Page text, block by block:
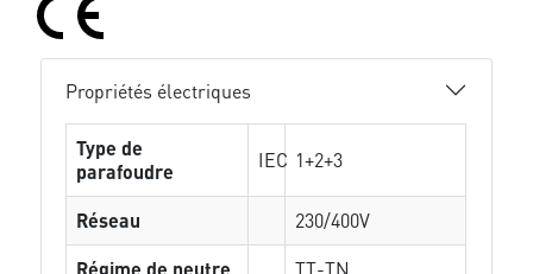
Propriétés électriques
Type de
parafoudre
IEC 1+2+3
Réseau
230/400V
Régime de neutre
TT-TN